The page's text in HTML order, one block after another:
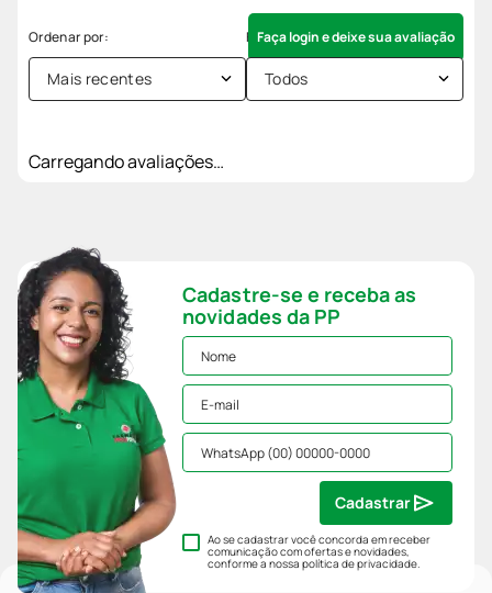
Faça login e deixe sua avaliação
Mais recentes Todos
Carregando avaliações…
Cadastre-se e receba as
novidades da PP
Ao se cadastrar você concorda em receber
comunicação com ofertas e novidades,
conforme a nossapolítica de privacidade.
Cadastrar